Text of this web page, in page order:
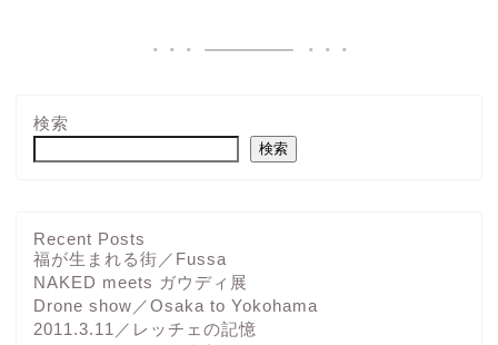
検索
検索
Recent Posts
福が生まれる街／Fussa
NAKED meets ガウディ展
Drone show／Osaka to Yokohama
2011.3.11／レッチェの記憶